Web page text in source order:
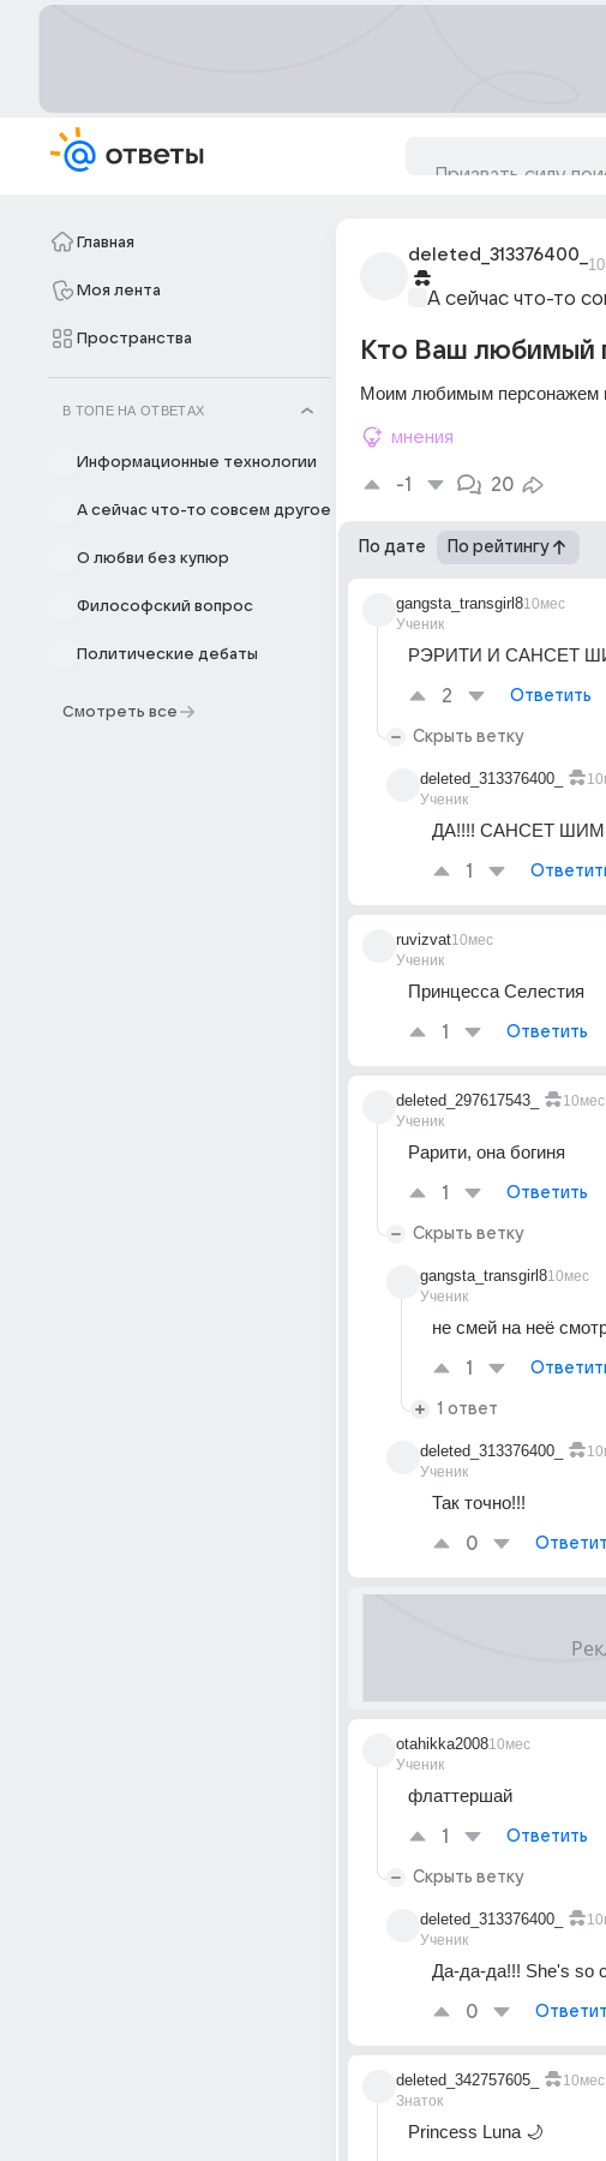
Главная
Моя лента
Пространства
В ТОПЕ НА ОТВЕТАХ
Информационные технологии
А сейчас что-то совсем другое
О любви без купюр
Философский вопрос
Политические дебаты
Смотреть все
deleted_313376400_
А сейчас что-то
Кто Ваш любимый
Моим любимым персонажем
мнения
-1 20
По дате По рейтингу
gangsta_transgirl8
Ученик
10мес
РЭРИТИ И САНСЕТ
2 Ответить
Скрыть ветку
deleted_313376400_
Ученик
ДА!!!! САНСЕТ
1
ruvizvat
Ученик
10мес
Принцесса Селестия
1 Ответить
deleted_297617543_
Ученик
10мес
Рарити, она богиня
1 Ответить
Скрыть ветку
gangsta_transgirl8
Ученик
10мес
не смей на неё
1
1 ответ
deleted_313376400_
Ученик
Так точно!!!
0
otahikka2008
Ученик
10мес
флаттершай
1 Ответить
Скрыть ветку
deleted_313376400_
Ученик
Да-да-да!!! She's so
0
deleted_342757605_
Знаток
10мес
Princess Luna 🌙